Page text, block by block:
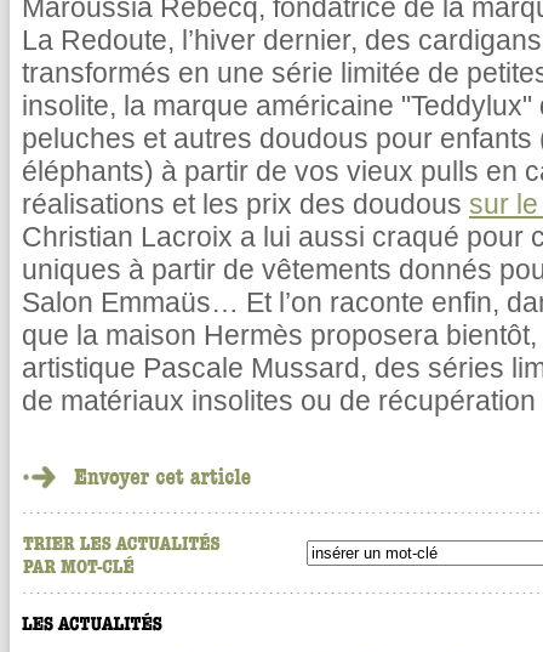
Maroussia Rebecq, fondatrice de la
La Redoute, l’hiver dernier, des
transformés en une série limitée de
insolite, la marque américaine
peluches et autres doudous pour
éléphants) à partir de vos vieux pulls en
réalisations et les prix des doudous sur
Christian Lacroix a lui aussi craqué pour
uniques à partir de vêtements donnés
Salon Emmaüs… Et l’on raconte enfin,
que la maison Hermès proposera
artistique Pascale Mussard, des séries
de matériaux insolites ou de